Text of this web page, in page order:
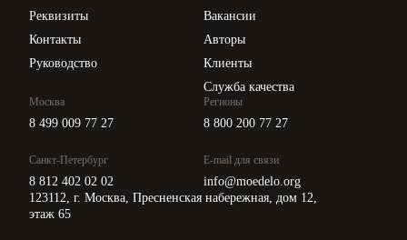
Реквизиты
Контакты
Руководство
Вакансии
Авторы
Клиенты
Служба качества
Москва
8 499 009 77 27
Санкт-Петербург
8 812 402 02 02
Регионы
8 800 200 77 27
E-mail для связи
info@moedelo.org
123112, г. Москва, Пресненская набережная, дом 12,
этаж 65